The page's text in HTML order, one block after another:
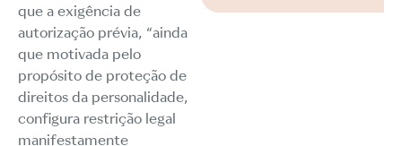
que a exigência de
autorização prévia, “ainda
que motivada pelo
propósito de proteção de
direitos da personalidade,
configura restrição legal
manifestamente